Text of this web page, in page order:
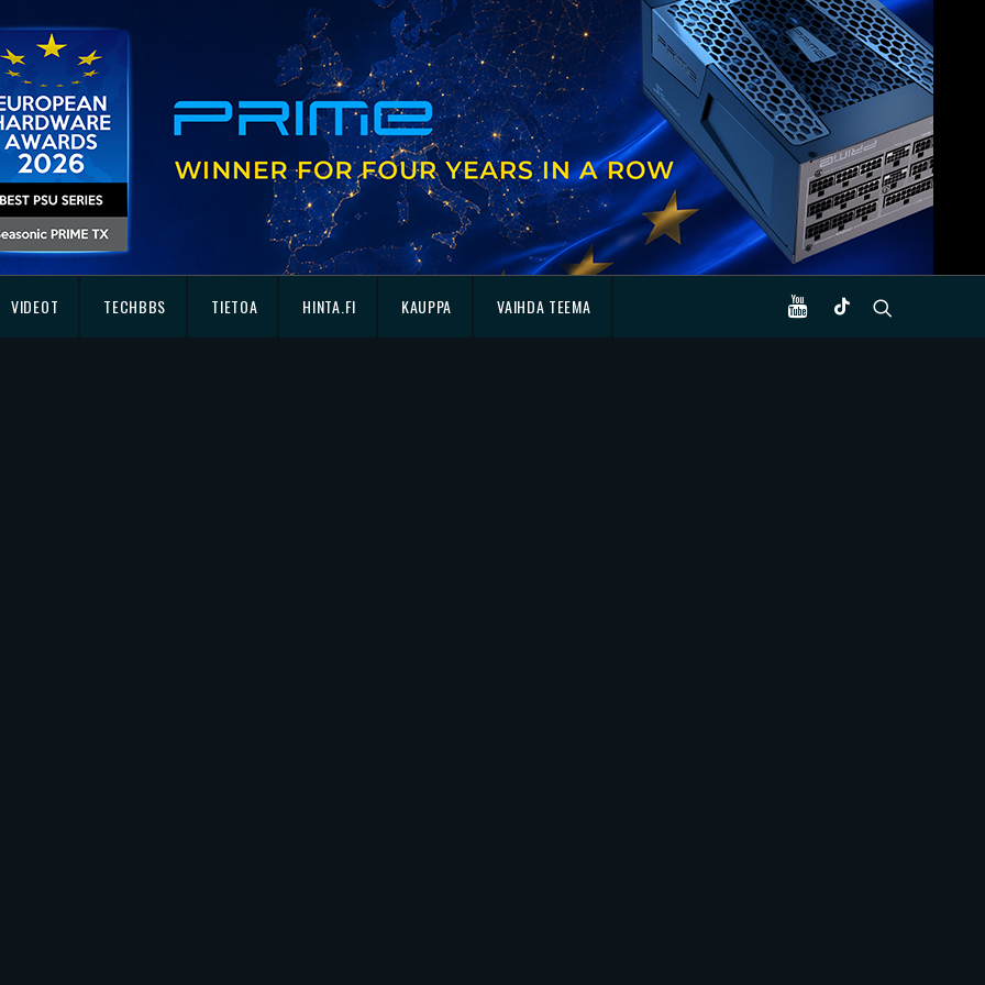
VIDEOT TECHBBS TIETOA HINTA.FI KAUPPA VAIHDA TEEMA